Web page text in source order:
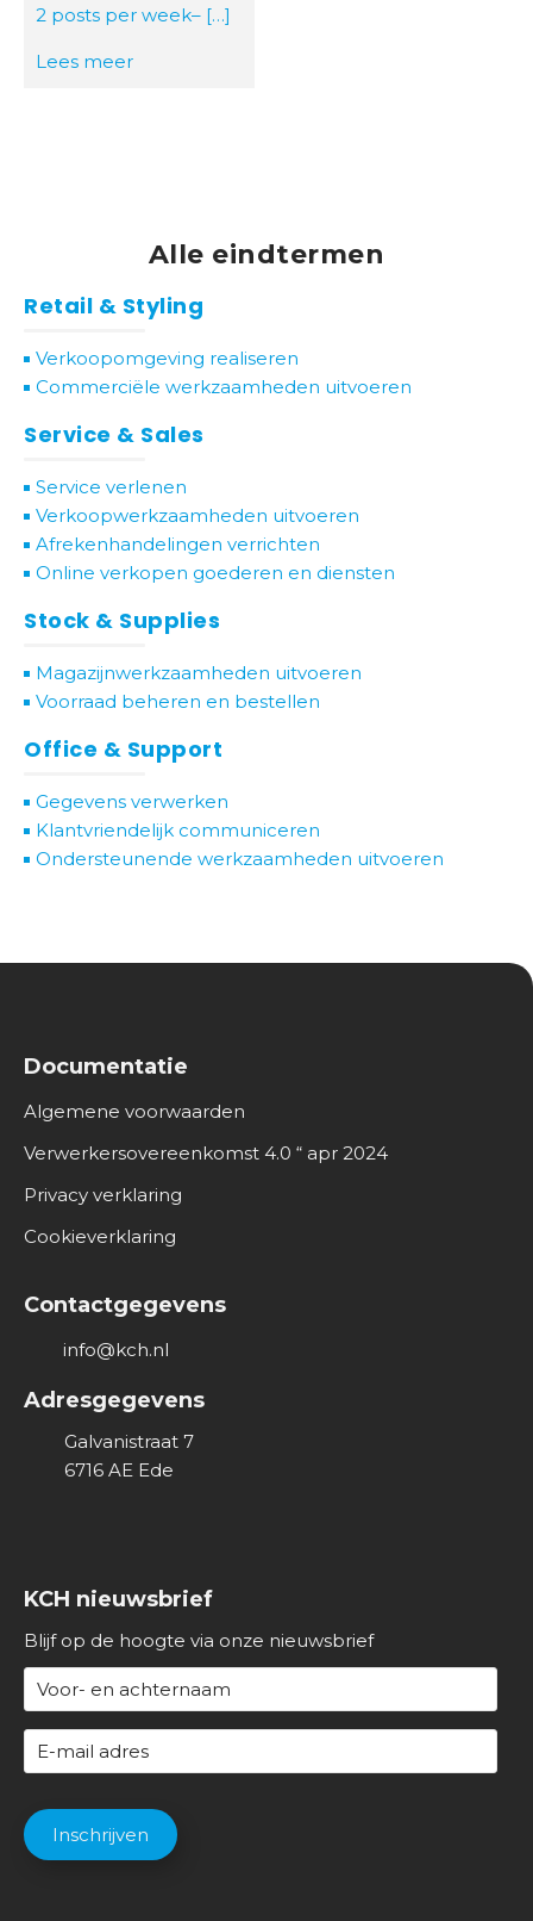
2 posts per week– […]
Lees meer
Alle eindtermen
Retail & Styling
Verkoopomgeving realiseren
Commerciële werkzaamheden uitvoeren
Service & Sales
Service verlenen
Verkoopwerkzaamheden uitvoeren
Afrekenhandelingen verrichten
Online verkopen goederen en diensten
Stock & Supplies
Magazijnwerkzaamheden uitvoeren
Voorraad beheren en bestellen
Office & Support
Gegevens verwerken
Klantvriendelijk communiceren
Ondersteunende werkzaamheden uitvoeren
Documentatie
Algemene voorwaarden
Verwerkersovereenkomst 4.0 “ apr 2024
Privacy verklaring
Cookieverklaring
Contactgegevens
info@kch.nl
Adresgegevens
Galvanistraat 7
6716 AE Ede
KCH nieuwsbrief
Blijf op de hoogte via onze nieuwsbrief
N
a
a
m
V
e
-
a
A
P
Inschrijven